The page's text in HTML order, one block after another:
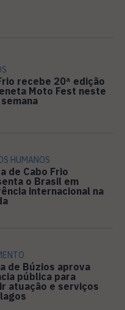
recebe 20ª edição
Moto Fest neste
HUMANOS
de Cabo Frio
o Brasil em
internacional na
de Búzios aprova
pública para
atuação e serviços